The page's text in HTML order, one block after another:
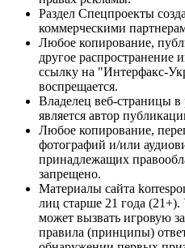
Раздел Спецпроекты
коммерческими
Любое копирование,
другое распространение
ссылку на "Интерфакс-
воспрещается.
Владелец веб-страницы в
является автор
Любое копирование,
фотографий и/или
принадлежащих
запрещено.
Материалы сайта
лиц старше 21 года (21+).
может вызвать игровую
правила (принципы)